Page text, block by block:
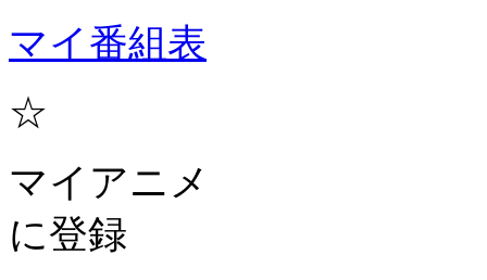
マイ番組表
☆
マイアニメ
に登録